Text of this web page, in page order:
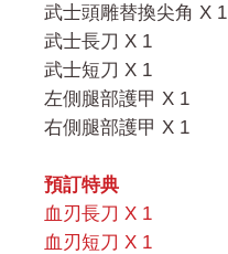
武士頭雕替換尖角 X 1
武士長刀 X 1
武士短刀 X 1
左側腿部護甲 X 1
右側腿部護甲 X 1
預訂特典
血刃長刀 X 1
血刃短刀 X 1